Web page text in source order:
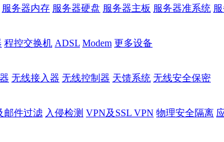
服务器内存 服务器硬盘 服务器主板 服务器准系统
程控交换机 ADSL Modem 更多设备
无线接入器 无线控制器 天馈系统 无线安全保密
邮件过滤 入侵检测 VPN及SSL VPN 物理安全隔离